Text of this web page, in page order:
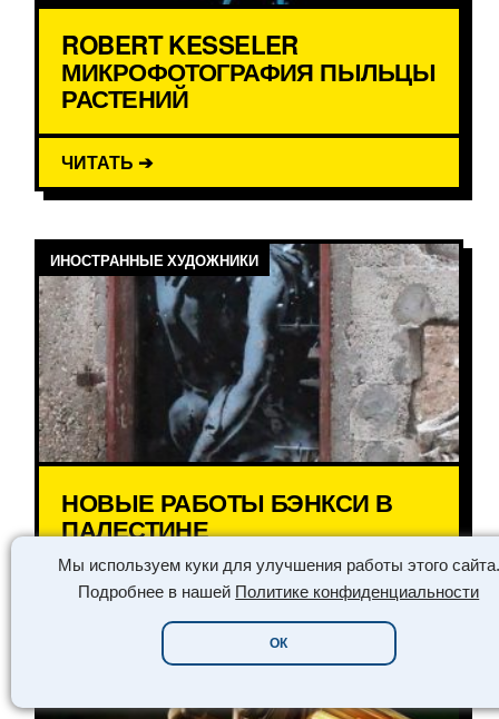
Мы используем куки для улучшения работы этого сайта.
Подробнее в нашей Политике конфиденциальности
ОК
ROBERT KESSELER
МИКРОФОТОГРАФИЯ ПЫЛЬЦЫ
РАСТЕНИЙ
ЧИТАТЬ ➔
ИНОСТРАННЫЕ ХУДОЖНИКИ
НОВЫЕ РАБОТЫ БЭНКСИ В
ПАЛЕСТИНЕ
ЧИТАТЬ ➔